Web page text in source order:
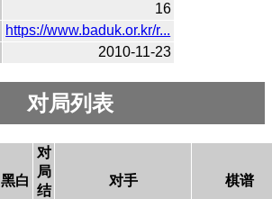
16
https://www.baduk.or.kr/r...
2010-11-23
对局列表
黑白
对
局
结
对手 棋谱